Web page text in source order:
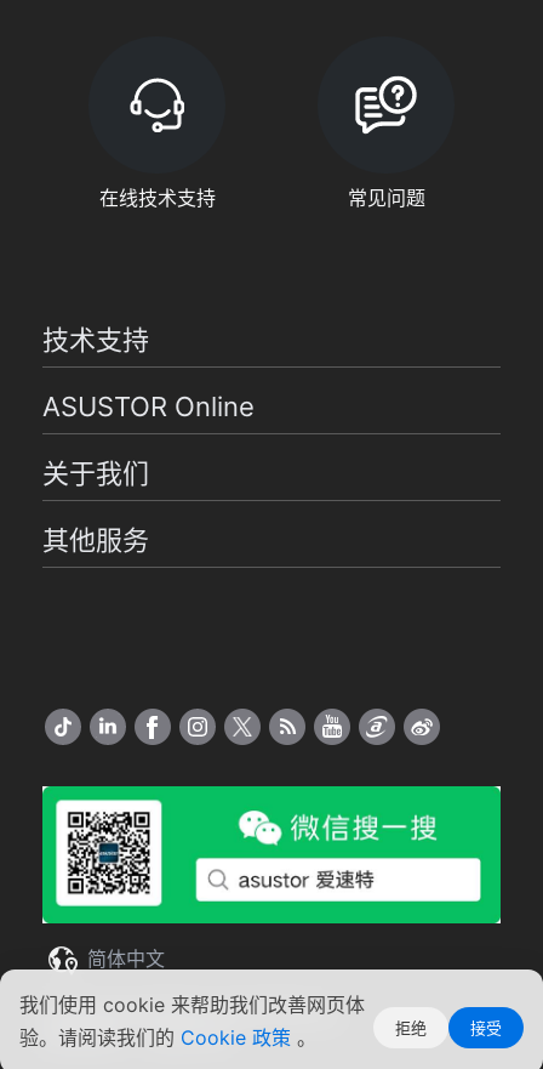
我们使用 cookie 来帮助我们改善网页体
验。请阅读我们的 Cookie 政策 。 拒绝 接受
在线技术支持 常见问题
技术支持
ASUSTOR Online
关于我们
其他服务
简体中文
Copyright ©2026 ASUSTOR Inc.
使用条款 | 隐私声明